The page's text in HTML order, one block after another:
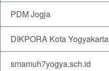
PDM Jogja
DIKPORA Kota Yogyakarta
smamuh7yogya.sch.id